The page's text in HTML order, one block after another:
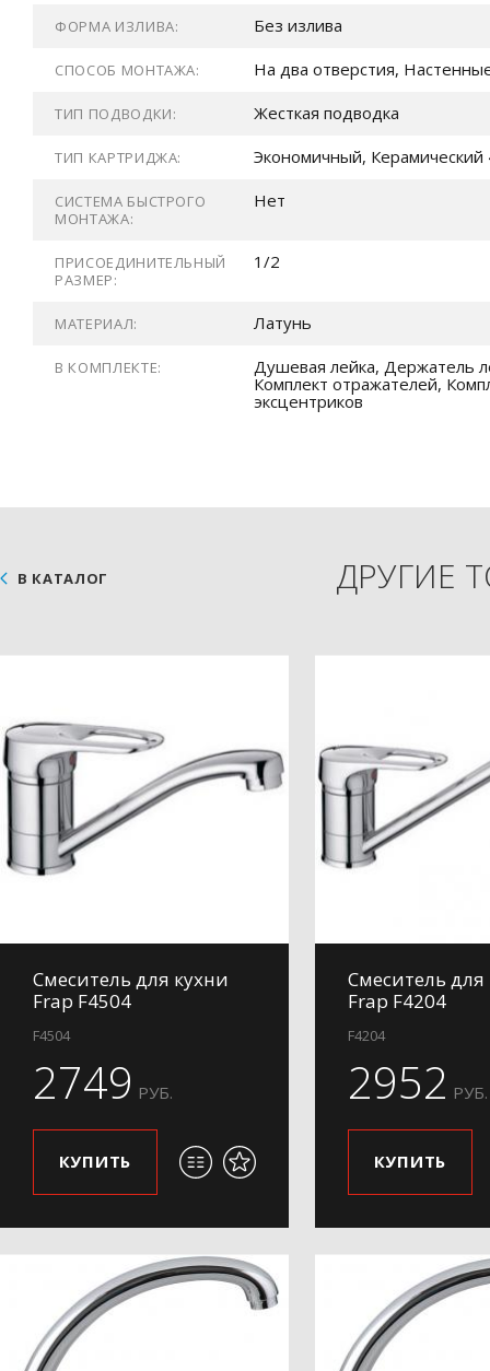
ФОРМА ИЗЛИВА: Без излива
СПОСОБ МОНТАЖА: На два отверстия,
ТИП ПОДВОДКИ: Жесткая подводка
ТИП КАРТРИДЖА: Экономичный, Керамический
СИСТЕМА БЫСТРОГО
МОНТАЖА:
Нет
ПРИСОЕДИНИТЕЛЬНЫЙ
РАЗМЕР:
1/2
МАТЕРИАЛ: Латунь
В КОМПЛЕКТЕ:
Душевая лейка, Держатель
Комплект отражателей,
эксцентриков
ДРУГИЕ
В КАТАЛОГ
Смеситель для кухни
Frap F4504
F4504
2749 РУБ.
КУПИТЬ
Смеситель для
Frap F4204
F4204
2952 РУБ.
КУПИТЬ